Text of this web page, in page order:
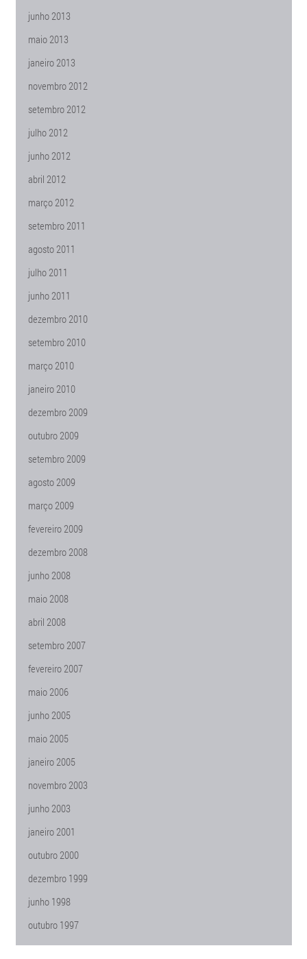
junho 2013
maio 2013
janeiro 2013
novembro 2012
setembro 2012
julho 2012
junho 2012
abril 2012
março 2012
setembro 2011
agosto 2011
julho 2011
junho 2011
dezembro 2010
setembro 2010
março 2010
janeiro 2010
dezembro 2009
outubro 2009
setembro 2009
agosto 2009
março 2009
fevereiro 2009
dezembro 2008
junho 2008
maio 2008
abril 2008
setembro 2007
fevereiro 2007
maio 2006
junho 2005
maio 2005
janeiro 2005
novembro 2003
junho 2003
janeiro 2001
outubro 2000
dezembro 1999
junho 1998
outubro 1997